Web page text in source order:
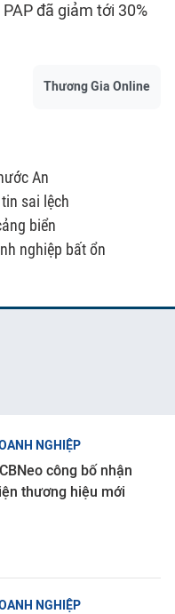
đã giảm tới 30%
Thương Gia Online
An
sai lệch
biển
nghiệp bất ổn
NGHIỆP
công bố nhận
thương hiệu mới
NGHIỆP